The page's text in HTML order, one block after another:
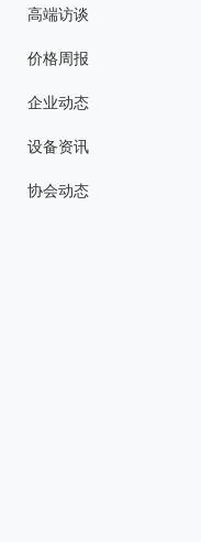
高端访谈
价格周报
企业动态
设备资讯
协会动态